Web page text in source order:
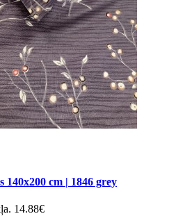
140x200 cm | 1846 grey
14.88€